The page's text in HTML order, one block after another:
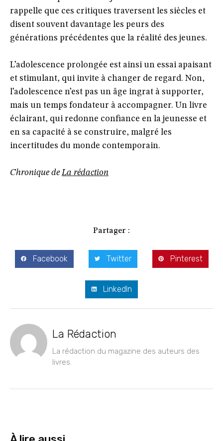
rappelle que ces critiques traversent les siècles et
disent souvent davantage les peurs des
générations précédentes que la réalité des jeunes.
L’adolescence prolongée est ainsi un essai apaisant
et stimulant, qui invite à changer de regard. Non,
l’adolescence n’est pas un âge ingrat à supporter,
mais un temps fondateur à accompagner. Un livre
éclairant, qui redonne confiance en la jeunesse et
en sa capacité à se construire, malgré les
incertitudes du monde contemporain.
Chronique deLa rédaction
Partager :
Facebook Twitter Pinterest
LinkedIn
La Rédaction
La rédaction du magazine des auteurs des
livres.